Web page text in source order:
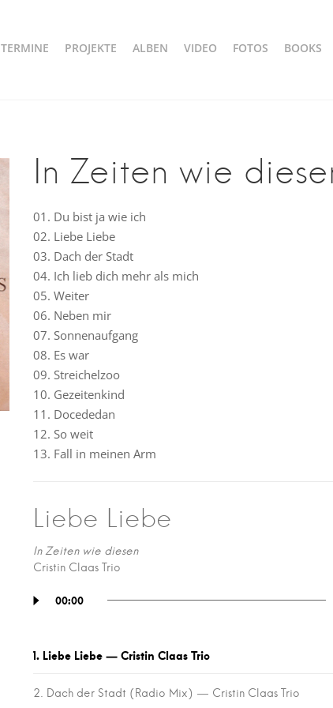
TERMINE PROJEKTE ALBEN VIDEO FOTOS BOOKS
In Zeiten wie
01. Du bist ja wie ich
02. Liebe Liebe
03. Dach der Stadt
04. Ich lieb dich mehr als mich
05. Weiter
06. Neben mir
07. Sonnenaufgang
08. Es war
09. Streichelzoo
10. Gezeitenkind
11. Docededan
12. So weit
13. Fall in meinen Arm
Liebe Liebe
In Zeiten wie diesen
Cristin Claas Trio
Player
00:00
1. Liebe Liebe — Cristin Claas Trio
2. Dach der Stadt (Radio Mix) — Cristin Claas Trio